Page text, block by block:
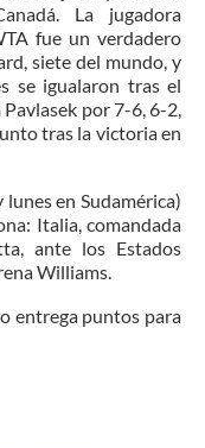
La jugadora
fue un verdadero
siete del mundo, y
se igualaron tras el
por 7-6, 6-2,
tras la victoria en
en Sudamérica)
Italia, comandada
ante los Estados
Williams.
entrega puntos para